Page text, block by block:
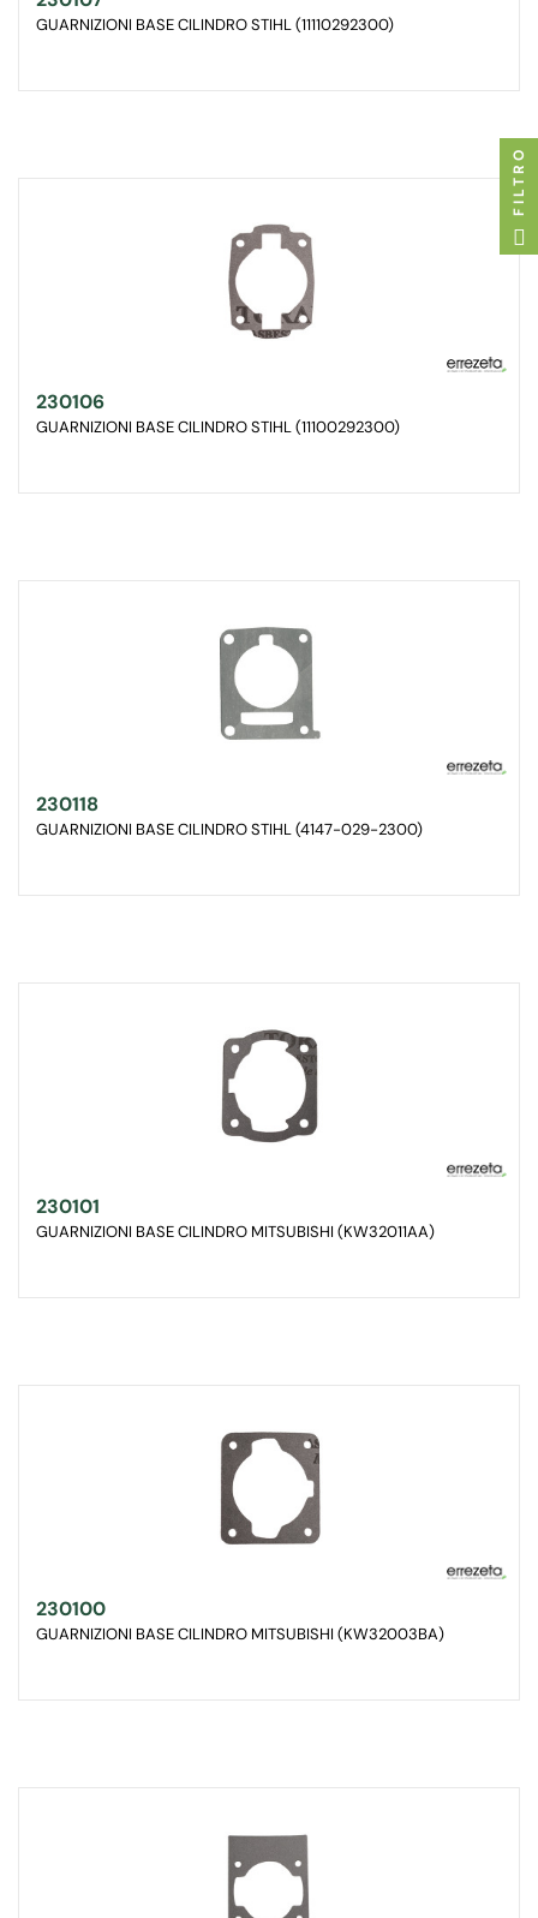
GUARNIZIONI BASE CILINDRO STIHL (11110292300)
230106
GUARNIZIONI BASE CILINDRO STIHL (11100292300)
230118
GUARNIZIONI BASE CILINDRO STIHL (4147-029-2300)
230101
GUARNIZIONI BASE CILINDRO MITSUBISHI (KW32011AA)
230100
GUARNIZIONI BASE CILINDRO MITSUBISHI (KW32003BA)
FILTRO